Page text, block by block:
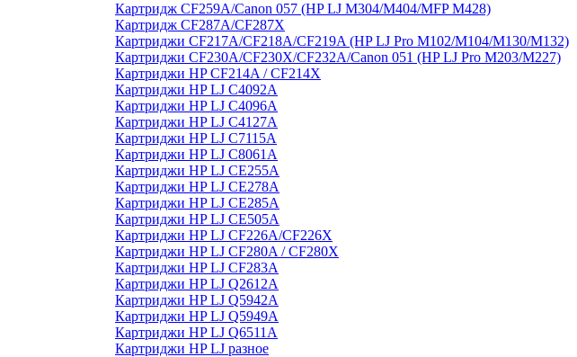
Картридж CF259A/Canon 057 (HP LJ M304/M404/MFP M428)
Картридж CF287A/CF287X
Картриджи CF217A/CF218A/CF219A (HP LJ Pro M102/M104/M130/M132)
Картриджи CF230A/CF230X/CF232A/Canon 051 (HP LJ Pro M203/M227)
Картриджи HP CF214A / CF214X
Картриджи HP LJ C4092A
Картриджи HP LJ C4096A
Картриджи HP LJ C4127A
Картриджи HP LJ C7115A
Картриджи HP LJ C8061А
Картриджи HP LJ CE255A
Картриджи HP LJ CE278A
Картриджи HP LJ CE285A
Картриджи HP LJ CE505A
Картриджи HP LJ CF226A/CF226X
Картриджи HP LJ CF280A / CF280X
Картриджи HP LJ CF283A
Картриджи HP LJ Q2612A
Картриджи HP LJ Q5942A
Картриджи HP LJ Q5949А
Картриджи HP LJ Q6511A
Картриджи HP LJ разное